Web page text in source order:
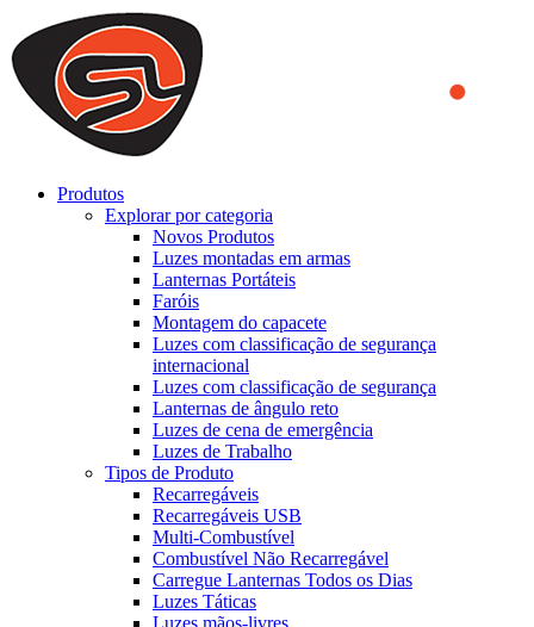
We use cookies to ensure that we provide you the best experience
on our website. By continuing to browse this website, you accept
that cookies are used to help us analyze how the website is used and
to offer you a better experience. To learn more or to find out how
you can disable cookies, you can access our
Produtos
Explorar por categoria
Novos Produtos
Luzes montadas em armas
Lanternas Portáteis
Faróis
Montagem do capacete
Luzes com classificação de segurança
internacional
Luzes com classificação de segurança
Lanternas de ângulo reto
Luzes de cena de emergência
Luzes de Trabalho
Tipos de Produto
Recarregáveis
Recarregáveis USB
Multi-Combustível
Combustível Não Recarregável
Carregue Lanternas Todos os Dias
Luzes Táticas
Luzes mãos-livres